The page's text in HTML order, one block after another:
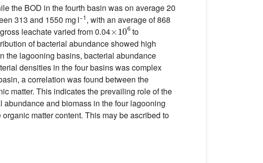
the BOD in the fourth basin was on average 20
313 and 1550 mg l−1, with an average of 868
leachate varied from 0.04
×106
to
of bacterial abundance showed high
the lagooning basins, bacterial abundance
densities in the four basins was complex
a correlation was found between the
matter. This indicates the prevailing role of the
and biomass in the four lagooning
matter content. This may be ascribed to